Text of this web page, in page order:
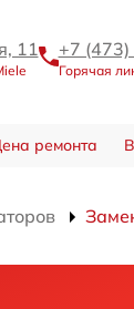
11 +7
Горячая
ремонта